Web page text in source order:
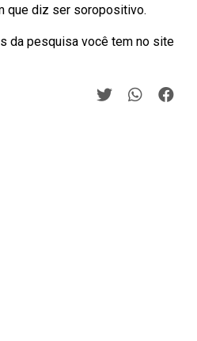
que diz ser soropositivo.
da pesquisa você tem no site